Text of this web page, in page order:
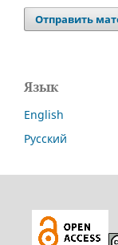
Отправить
Язык
English
Русский